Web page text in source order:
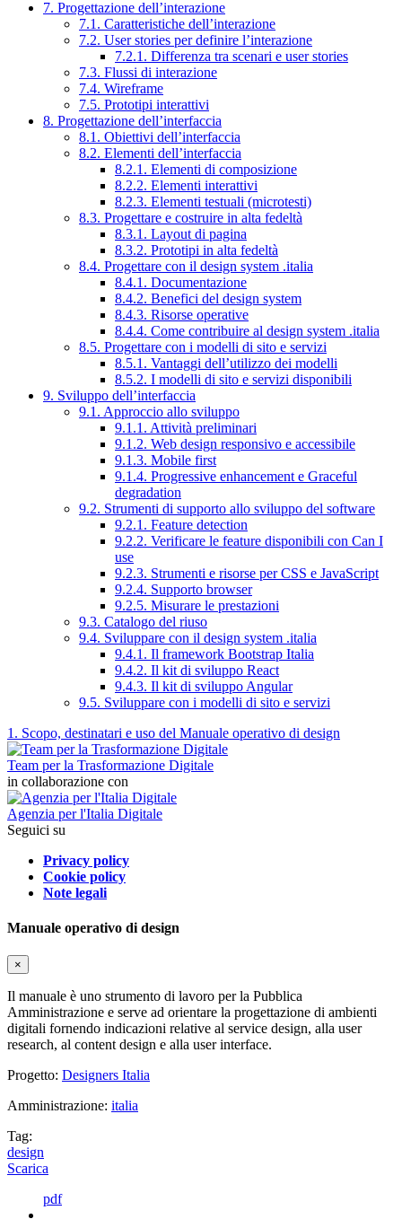
7. Progettazione dell’interazione
7.1. Caratteristiche dell’interazione
7.2. User stories per definire l’interazione
7.2.1. Differenza tra scenari e user stories
7.3. Flussi di interazione
7.4. Wireframe
7.5. Prototipi interattivi
8. Progettazione dell’interfaccia
8.1. Obiettivi dell’interfaccia
8.2. Elementi dell’interfaccia
8.2.1. Elementi di composizione
8.2.2. Elementi interattivi
8.2.3. Elementi testuali (microtesti)
8.3. Progettare e costruire in alta fedeltà
8.3.1. Layout di pagina
8.3.2. Prototipi in alta fedeltà
8.4. Progettare con il design system .italia
8.4.1. Documentazione
8.4.2. Benefici del design system
8.4.3. Risorse operative
8.4.4. Come contribuire al design system .italia
8.5. Progettare con i modelli di sito e servizi
8.5.1. Vantaggi dell’utilizzo dei modelli
8.5.2. I modelli di sito e servizi disponibili
9. Sviluppo dell’interfaccia
9.1. Approccio allo sviluppo
9.1.1. Attività preliminari
9.1.2. Web design responsivo e accessibile
9.1.3. Mobile first
9.1.4. Progressive enhancement e Graceful
degradation
9.2. Strumenti di supporto allo sviluppo del software
9.2.1. Feature detection
9.2.2. Verificare le feature disponibili con Can I
use
9.2.3. Strumenti e risorse per CSS e JavaScript
9.2.4. Supporto browser
9.2.5. Misurare le prestazioni
9.3. Catalogo del riuso
9.4. Sviluppare con il design system .italia
9.4.1. Il framework Bootstrap Italia
9.4.2. Il kit di sviluppo React
9.4.3. Il kit di sviluppo Angular
9.5. Sviluppare con i modelli di sito e servizi
1. Scopo, destinatari e uso del Manuale operativo di design
Team per la Trasformazione Digitale
in collaborazione con
Agenzia per l'Italia Digitale
Seguici su
Privacy policy
Cookie policy
Note legali
Manuale operativo di design
×
Il manuale è uno strumento di lavoro per la Pubblica
Amministrazione e serve ad orientare la progettazione di ambienti
digitali fornendo indicazioni relative al service design, alla user
research, al content design e alla user interface.
Progetto: Designers Italia
Amministrazione: italia
Tag:
design
Scarica
pdf